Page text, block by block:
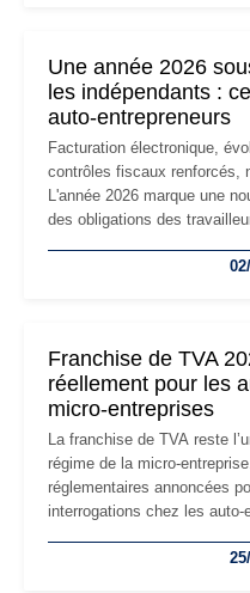
Une année 2026
les indépendants :
auto-entrepreneurs
Facturation électronique,
contrôles fiscaux renforcés,
L'année 2026 marque une
des obligations des
les auto-entrepreneurs
Franchise de TVA
réellement pour les
micro-entreprises
La franchise de TVA reste
régime de la micro-
réglementaires annoncées
interrogations chez les
facturation ou risque de